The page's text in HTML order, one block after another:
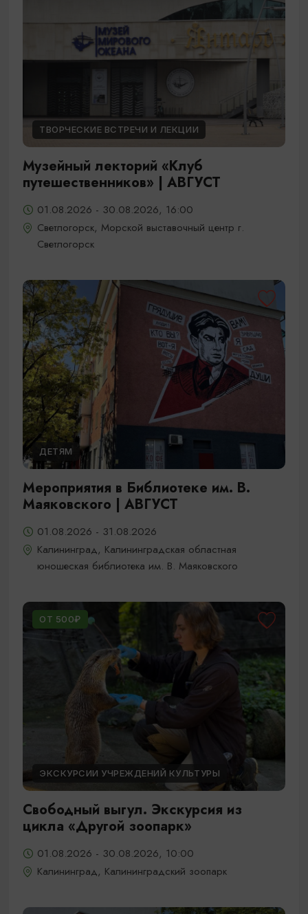
ТВОРЧЕСКИЕ ВСТРЕЧИ И ЛЕКЦИИ
Музейный лекторий «Клуб
путешественников» | АВГУСТ
01.08.2026 - 30.08.2026, 16:00
Светлогорск, Морской выставочный центр г.
Светлогорск
ДЕТЯМ
Мероприятия в Библиотеке им. В.
Маяковского | АВГУСТ
01.08.2026 - 31.08.2026
Калининград, Калининградская областная
юношеская библиотека им. В. Маяковского
ОТ 500₽
ЭКСКУРСИИ УЧРЕЖДЕНИЙ КУЛЬТУРЫ
Свободный выгул. Экскурсия из
цикла «Другой зоопарк»
01.08.2026 - 30.08.2026, 10:00
Калининград, Калининградский зоопарк